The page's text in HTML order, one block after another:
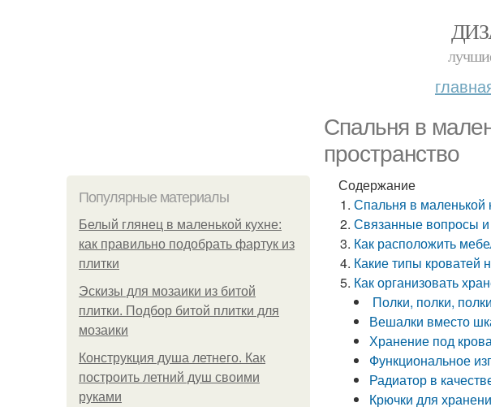
Спальня в
пространство
Популярные материалы
Белый глянец в маленькой кухне:
как правильно подобрать фартук из
плитки
Эскизы для мозаики из битой
плитки. Подбор битой плитки для
мозаики
Конструкция душа летнего. Как
построить летний душ своими
руками
Содержание
Спальня в маленькой
Связанные вопросы и
Как расположить
Какие типы кроватей
Как организовать
Полки, полки, полки
Вешалки вместо
Хранение под
Функциональное
Радиатор в
Крючки для